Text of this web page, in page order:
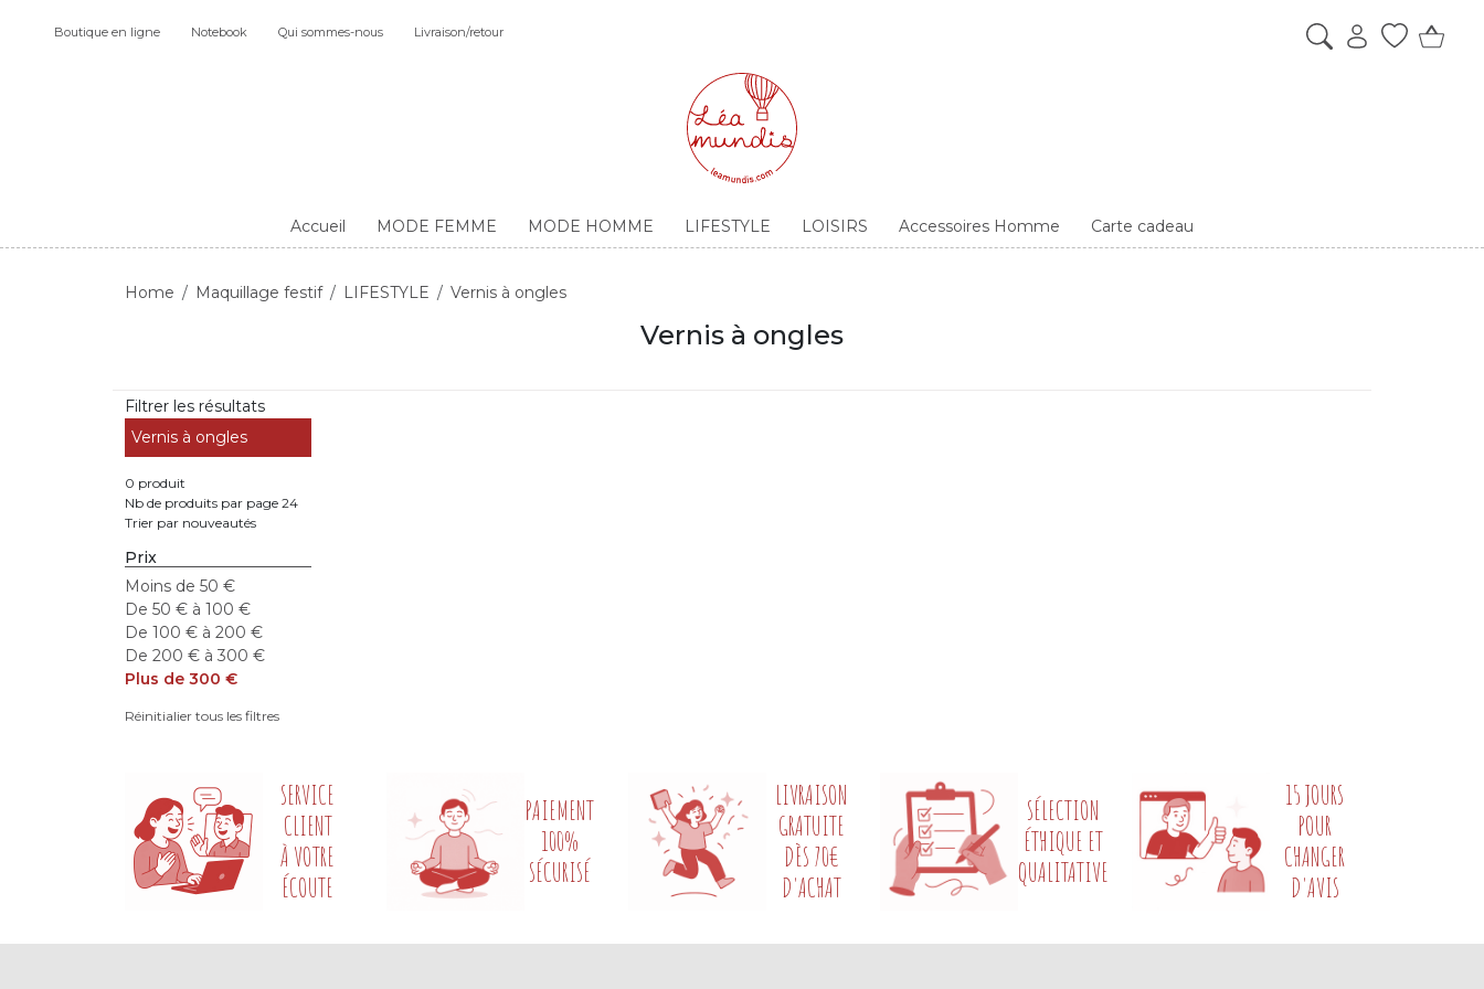
Boutique en ligne Notebook Qui sommes-nous Livraison/retour
Accueil MODE FEMME MODE HOMME LIFESTYLE LOISIRS Accessoires Homme Carte cadeau
Home Maquillage festif LIFESTYLE Vernis à ongles
Vernis à ongles
Filtrer les résultats
Vernis à ongles
0 produit
Nb de produits par page 24
Trier par nouveautés
Prix
Moins de 50 €
De 50 € à 100 €
De 100 € à 200 €
De 200 € à 300 €
Plus de 300 €
Réinitialier tous les filtres
SERVICE
CLIENT
À VOTRE
ÉCOUTE
PAIEMENT
100%
SÉCURISÉ
LIVRAISON
GRATUITE
DÈS 70€
D'ACHAT
SÉLECTION
ÉTHIQUE ET
QUALITATIVE
15 JOURS
POUR
CHANGER
D'AVIS